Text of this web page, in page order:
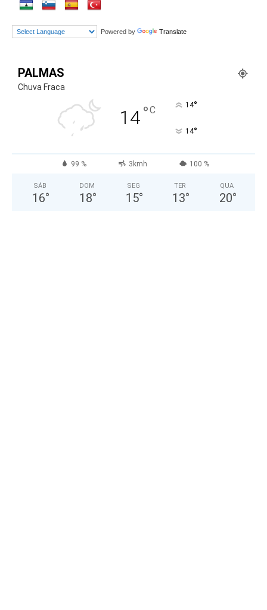
Powered by Translate
PALMAS
Chuva Fraca
14°C 14°
14°
99 % 3kmh 100 %
SÁB
16°
DOM
18°
SEG
15°
TER
13°
QUA
20°